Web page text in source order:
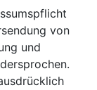
von
und